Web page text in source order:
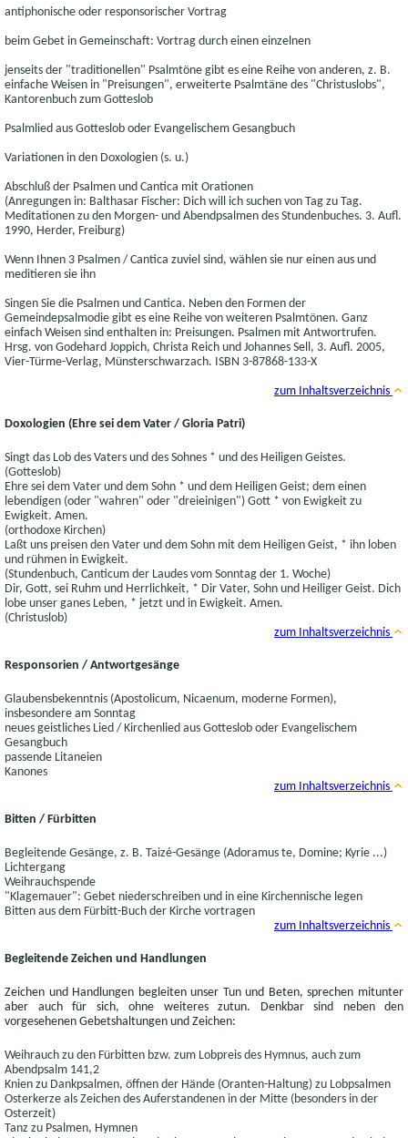
antiphonische oder responsorischer Vortrag
beim Gebet in Gemeinschaft: Vortrag durch einen einzelnen
jenseits der "traditionellen" Psalmtöne gibt es eine Reihe von anderen, z. B.
einfache Weisen in "Preisungen", erweiterte Psalmtäne des "Christuslobs",
Kantorenbuch zum Gotteslob
Psalmlied aus Gotteslob oder Evangelischem Gesangbuch
Variationen in den Doxologien (s. u.)
Abschluß der Psalmen und Cantica mit Orationen
(Anregungen in: Balthasar Fischer: Dich will ich suchen von Tag zu Tag.
Meditationen zu den Morgen- und Abendpsalmen des Stundenbuches. 3. Aufl.
1990, Herder, Freiburg)
Wenn Ihnen 3 Psalmen / Cantica zuviel sind, wählen sie nur einen aus und
meditieren sie ihn
Singen Sie die Psalmen und Cantica. Neben den Formen der
Gemeindepsalmodie gibt es eine Reihe von weiteren Psalmtönen. Ganz
einfach Weisen sind enthalten in: Preisungen. Psalmen mit Antwortrufen.
Hrsg. von Godehard Joppich, Christa Reich und Johannes Sell, 3. Aufl. 2005,
Vier-Türme-Verlag, Münsterschwarzach. ISBN 3-87868-133-X
zum Inhaltsverzeichnis
Doxologien (Ehre sei dem Vater / Gloria Patri)
Singt das Lob des Vaters und des Sohnes * und des Heiligen Geistes.
(Gotteslob)
Ehre sei dem Vater und dem Sohn * und dem Heiligen Geist; dem einen
lebendigen (oder "wahren" oder "dreieinigen") Gott * von Ewigkeit zu
Ewigkeit. Amen.
(orthodoxe Kirchen)
Laßt uns preisen den Vater und dem Sohn mit dem Heiligen Geist, * ihn loben
und rühmen in Ewigkeit.
(Stundenbuch, Canticum der Laudes vom Sonntag der 1. Woche)
Dir, Gott, sei Ruhm und Herrlichkeit, * Dir Vater, Sohn und Heiliger Geist. Dich
lobe unser ganes Leben, * jetzt und in Ewigkeit. Amen.
(Christuslob)
zum Inhaltsverzeichnis
Responsorien / Antwortgesänge
Glaubensbekenntnis (Apostolicum, Nicaenum, moderne Formen),
insbesondere am Sonntag
neues geistliches Lied / Kirchenlied aus Gotteslob oder Evangelischem
Gesangbuch
passende Litaneien
Kanones
zum Inhaltsverzeichnis
Bitten / Fürbitten
Begleitende Gesänge, z. B. Taizé-Gesänge (Adoramus te, Domine; Kyrie ...)
Lichtergang
Weihrauchspende
"Klagemauer": Gebet niederschreiben und in eine Kirchennische legen
Bitten aus dem Fürbitt-Buch der Kirche vortragen
zum Inhaltsverzeichnis
Begleitende Zeichen und Handlungen
Zeichen und Handlungen begleiten unser Tun und Beten, sprechen mitunter
aber auch für sich, ohne weiteres zutun. Denkbar sind neben den
vorgesehenen Gebetshaltungen und Zeichen:
Weihrauch zu den Fürbitten bzw. zum Lobpreis des Hymnus, auch zum
Abendpsalm 141,2
Knien zu Dankpsalmen, öffnen der Hände (Oranten-Haltung) zu Lobpsalmen
Osterkerze als Zeichen des Auferstandenen in der Mitte (besonders in der
Osterzeit)
Tanz zu Psalmen, Hymnen